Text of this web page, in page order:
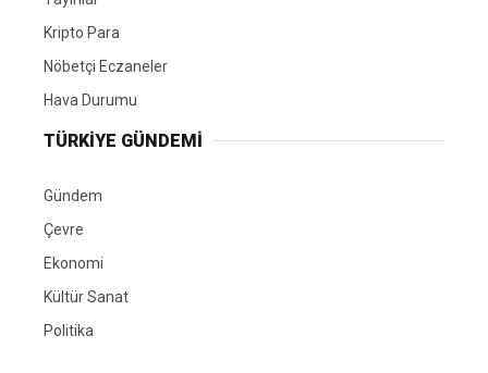
Kripto Para
Nöbetçi Eczaneler
Hava Durumu
TÜRKIYE GÜNDEMI
Gündem
Çevre
Ekonomi
Kültür Sanat
Politika